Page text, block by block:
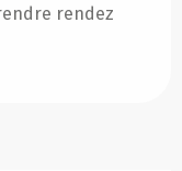
rendez